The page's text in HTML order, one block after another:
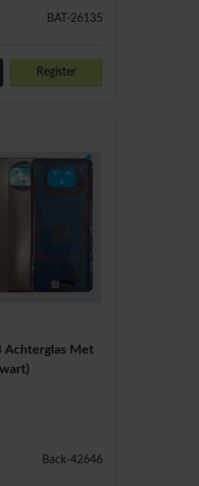
BAT-26135
Register
Achterglas Met
Back-42646